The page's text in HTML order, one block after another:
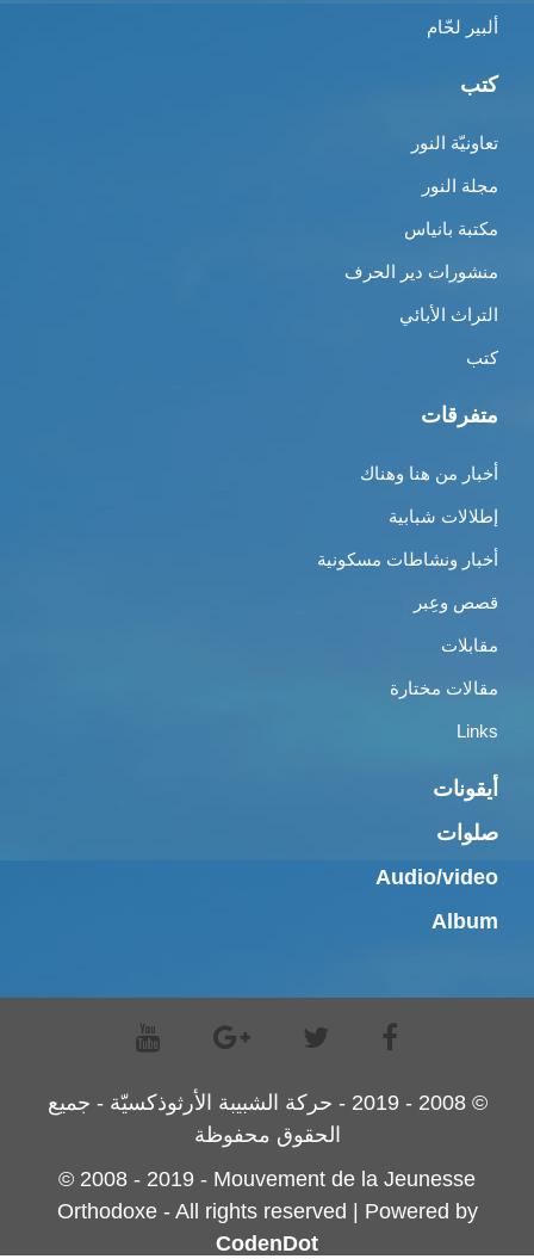
ألبير لحّام
كتب
تعاونيّة النور
مجلة النور
مكتبة بانياس
منشورات دير الحرف
التراث الأبائي
كتب
متفرقات
أخبار من هنا وهناك
إطلالات شبابية
أخبار ونشاطات مسكونية
قصص وعِبر
مقابلات
مقالات مختارة
Links
أيقونات
صلوات
Audio/video
Album
© 2008 - 2019 - حركة الشبيبة الأرثوذكسيّة - جميع
الحقوق محفوظة
© 2008 - 2019 - Mouvement de la Jeunesse
Orthodoxe - All rights reserved | Powered by
CodenDot